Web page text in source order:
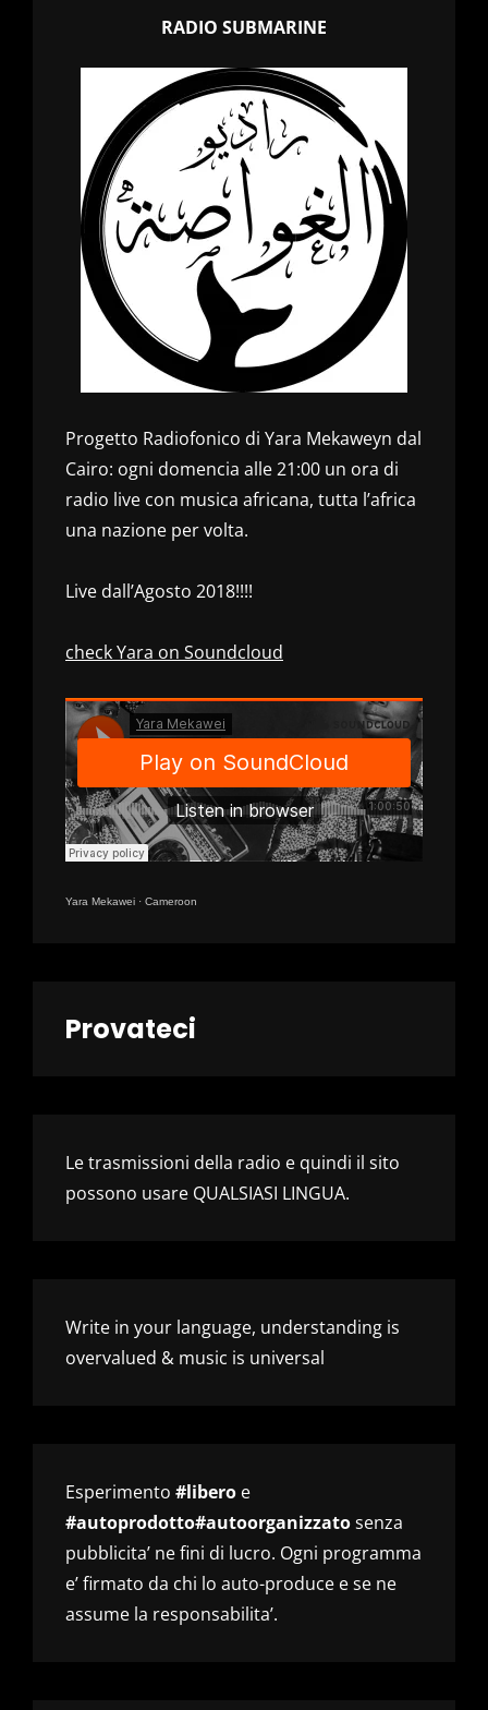
RADIO SUBMARINE
Progetto Radiofonico di Yara Mekaweyn dal
Cairo: ogni domencia alle 21:00 un ora di
radio live con musica africana, tutta l’africa
una nazione per volta.
Live dall’Agosto 2018!!!!
check Yara on Soundcloud
Yara Mekawei · Cameroon
Provateci
Le trasmissioni della radio e quindi il sito
possono usare QUALSIASI LINGUA.
Write in your language, understanding is
overvalued & music is universal
Esperimento #libero e
#autoprodotto#autoorganizzatosenza
pubblicita’ ne fini di lucro. Ogni programma
e’ firmato da chi lo auto-produce e se ne
assume la responsabilita’.